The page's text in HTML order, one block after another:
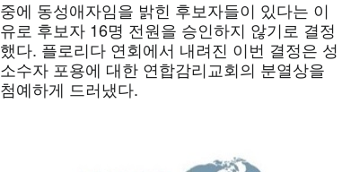
중에 동성애자임을 밝힌 후보자들이 있다는 이
유로 후보자 16명 전원을 승인하지 않기로 결정
했다. 플로리다 연회에서 내려진 이번 결정은 성
소수자 포용에 대한 연합감리교회의 분열상을
첨예하게 드러냈다.